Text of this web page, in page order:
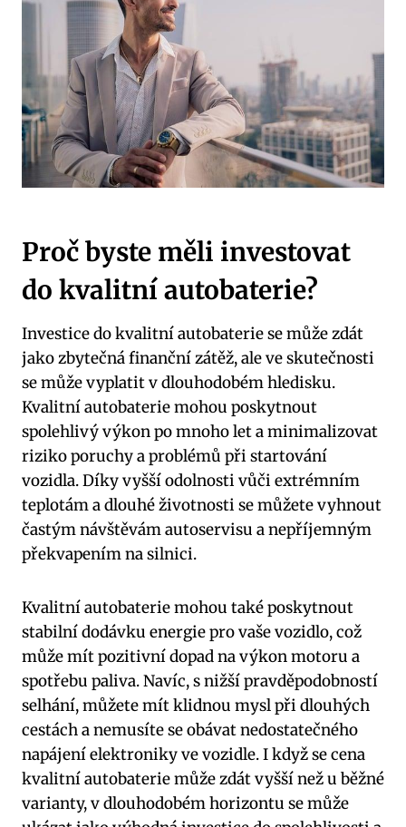
Proč‌ byste měli investovat
do kvalitní autobaterie?
Investice do kvalitní autobaterie se může zdát ​
jako zbytečná finanční zátěž, ale ve skutečnosti
se může vyplatit v dlouhodobém hledisku.
Kvalitní autobaterie mohou poskytnout​
spolehlivý ⁢výkon‍ po mnoho let a minimalizovat
riziko‌ poruchy ‌a problémů při startování
vozidla. Díky​ vyšší ⁢odolnosti⁢ vůči⁤ extrémním
⁤teplotám a dlouhé životnosti ⁤se⁢ můžete⁤ vyhnout
častým návštěvám autoservisu a nepříjemným
překvapením‌ na silnici.
Kvalitní autobaterie mohou také poskytnout‍
stabilní ⁤dodávku energie pro vaše vozidlo, což
může mít⁣ pozitivní dopad na výkon motoru ⁣a
spotřebu paliva. ⁢Navíc, s nižší pravděpodobností
selhání, můžete mít klidnou mysl při dlouhých
cestách a nemusíte se obávat nedostatečného
napájení elektroniky ve vozidle.⁤ I když ⁢se cena
⁤kvalitní autobaterie může zdát vyšší než u běžné
varianty, v‍ dlouhodobém horizontu ‌se⁤ může